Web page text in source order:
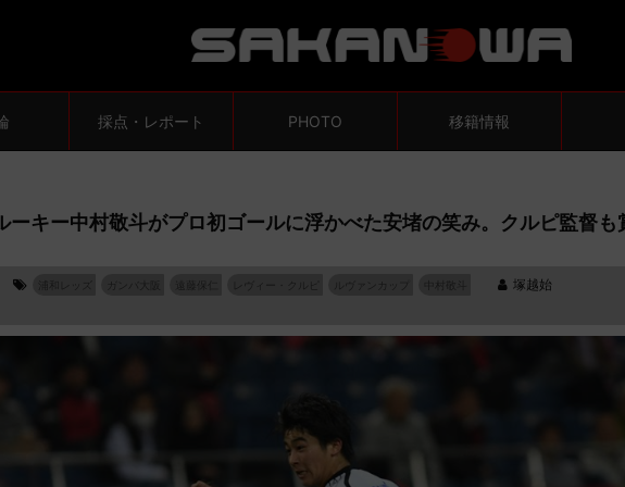
採点・レポート PHOTO 移籍情報
ーキー中村敬斗がプロ初ゴールに浮かべた安堵の笑み。クルピ監督も
遠藤保仁
塚越始